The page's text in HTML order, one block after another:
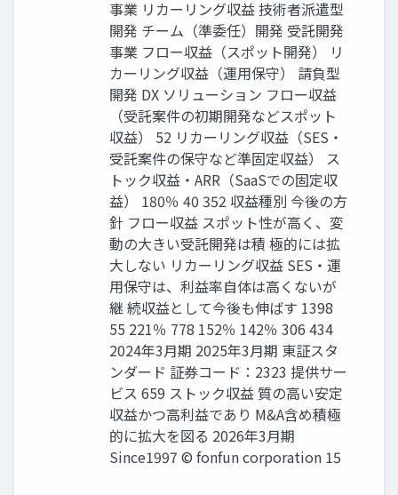
事業 リカーリング収益 技術者派遣型
開発 チーム（準委任）開発 受託開発
事業 フロー収益（スポット開発） リ
カーリング収益（運用保守） 請負型
開発 DX ソリューション フロー収益
（受託案件の初期開発などスポット
収益） 52 リカーリング収益（SES・
受託案件の保守など準固定収益） ス
トック収益・ARR（SaaSでの固定収
益） 180％ 40 352 収益種別 今後の方
針 フロー収益 スポット性が高く、変
動の大きい受託開発は積 極的には拡
大しない リカーリング収益 SES・運
用保守は、利益率自体は高くないが
継 続収益として今後も伸ばす 1398
55 221％ 778 152％ 142％ 306 434
2024年3月期 2025年3月期 東証スタ
ンダード 証券コード：2323 提供サー
ビス 659 ストック収益 質の高い安定
収益かつ高利益であり M&A含め積極
的に拡大を図る 2026年3月期
Since1997 © fonfun corporation 15